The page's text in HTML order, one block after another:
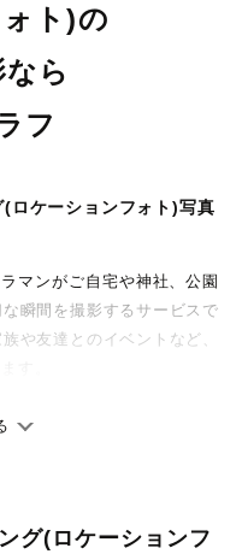
ト)の
ら
フ
ロケーションフォト)写真
マンがご自宅や神社、公園
瞬間を撮影するサービスで
や友達とのイベントなど、
経っても見返したくなるよ
く安心の価格設定です。オ
グ(ロケーションフ